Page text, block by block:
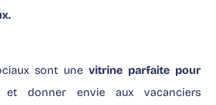
sont une vitrine parfaite pour
et donner envie aux vacanciers